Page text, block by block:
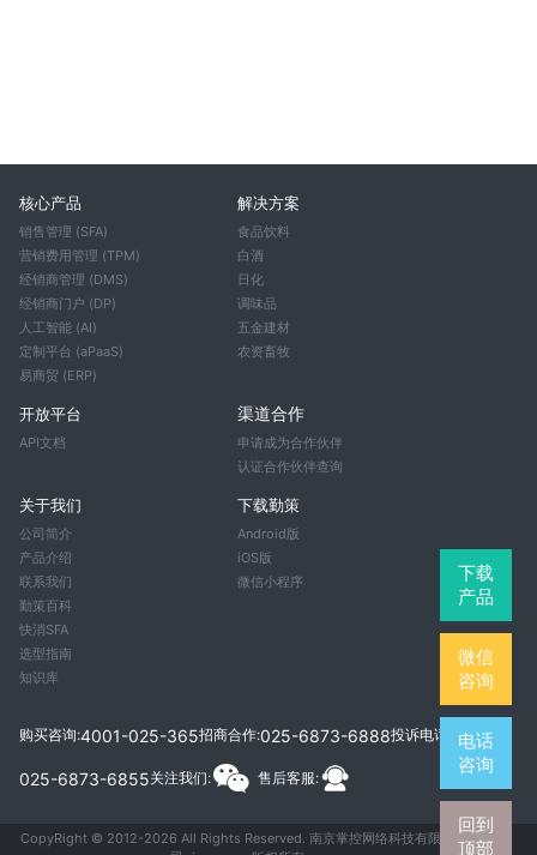
核心产品
销售管理 (SFA)
营销费用管理 (TPM)
经销商管理 (DMS)
经销商门户 (DP)
人工智能 (AI)
定制平台 (aPaaS)
易商贸 (ERP)
解决方案
食品饮料
白酒
日化
调味品
五金建材
农资畜牧
开放平台
API文档
渠道合作
申请成为合作伙伴
认证合作伙伴查询
关于我们
公司简介
产品介绍
联系我们
勤策百科
快消SFA
选型指南
知识库
下载勤策
Android版
iOS版
微信小程序
购买咨询:4001-025-365招商合作:025-6873-6888投诉电话:
025-6873-6855关注我们: 售后客服:
CopyRight © 2012-2026 All Rights Reserved. 南京掌控网络科技有限公
下载
产品
微信
咨询
电话
咨询
回到
顶部